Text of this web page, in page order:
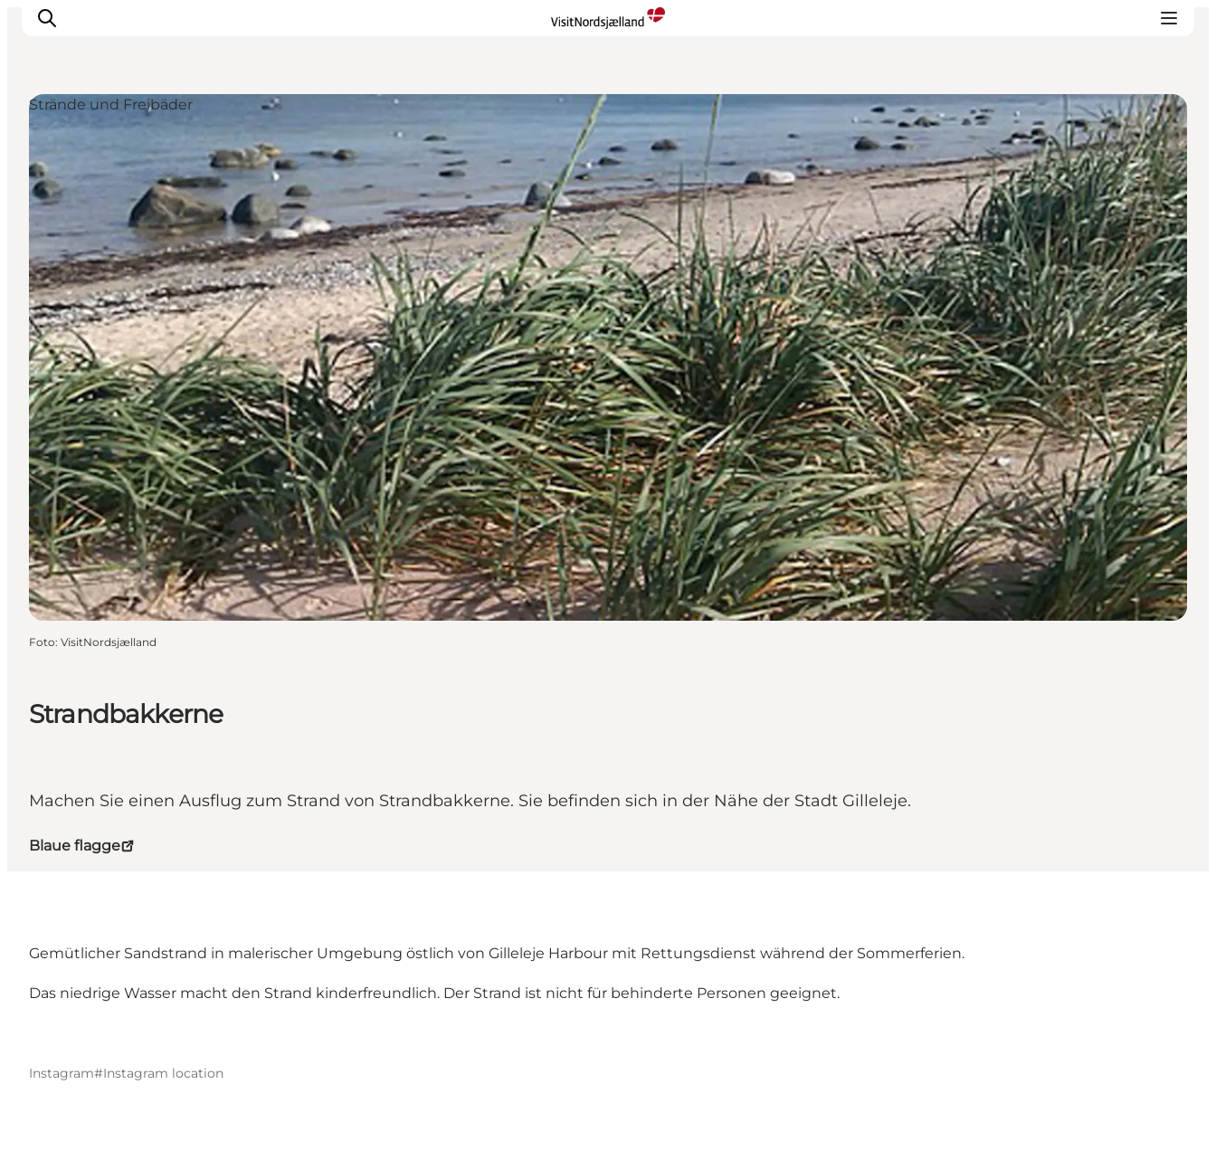
Highlights
Erlebnisse
Geschmack
Unterkünfte
Städte
Reiseplanung
Strandbakkerne
Machen Sie einen Ausflug zum Strand von Strandbakkerne. Sie befinden sich in der Nähe der Stadt Gilleleje.
Blaue flagge
Strände und Freibäder
Foto: VisitNordsjælland
Gemütlicher Sandstrand in malerischer Umgebung östlich von Gilleleje Harbour mit Rettungsdienst während der Sommerferien.
Das niedrige Wasser macht den Strand kinderfreundlich. Der Strand ist nicht für behinderte Personen geeignet.
Instagram#Instagram location